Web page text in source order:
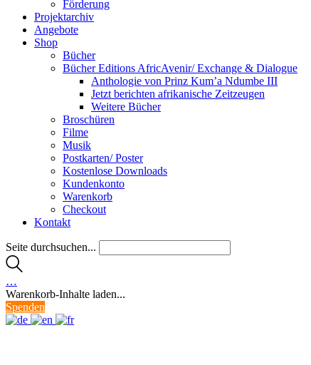
Förderung
Projektarchiv
Angebote
Shop
Bücher
Bücher Editions AfricAvenir/ Exchange & Dialogue
Anthologie von Prinz Kum’a Ndumbe III
Jetzt berichten afrikanische Zeitzeugen
Weitere Bücher
Broschüren
Filme
Musik
Postkarten/ Poster
Kostenlose Downloads
Kundenkonto
Warenkorb
Checkout
Kontakt
Seite durchsuchen...
…
Warenkorb-Inhalte laden...
Spenden